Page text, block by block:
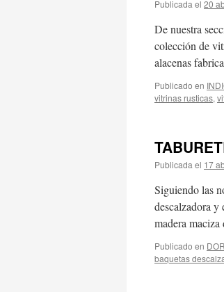
Publicada el 20
De nuestra
colección de
alacenas
Publicado en
vitrinas rusticas,
Publicada el 17
Siguiendo las
descalzadora y
madera
Publicado en
baquetas